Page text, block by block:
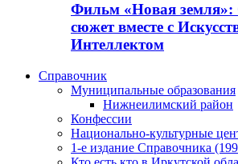
Фильм «Новая земля»:
сюжет вместе с
Интеллектом
Справочник
Муниципальные образования
Нижнеилимский район
Конфессии
Национально-культурные
1-е издание Справочника